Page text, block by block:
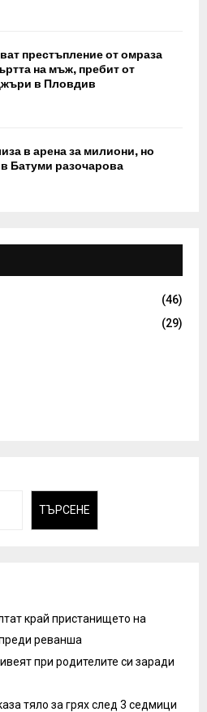
престъпление от омраза
на мъж, пребит от
в Пловдив
в арена за милиони, но
Батуми разочарова
(46)
(29)
ТЪРСЕНЕ
край пристанището на
реванша
при родителите си заради
тяло за грях след 3 седмици